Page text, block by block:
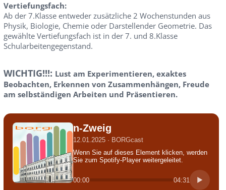
Vertiefungsfach:
Ab der 7.Klasse entweder zusätzliche 2 Wochenstunden aus
Physik, Biologie, Chemie oder Darstellender Geometrie. Das
gewählte Vertiefungsfach ist in der 7. und 8.Klasse
Schularbeitengegenstand.
WICHTIG!!!: Lust am Experimentieren, exaktes
Beobachten, Erkennen von Zusammenhängen, Freude
am selbständigen Arbeiten und Präsentieren.
n-Zweig
12.01.2025 · BORGcast
Wenn Sie auf dieses Element klicken, werden
Sie zum Spotify-Player weitergeleitet.
00:00 04:31